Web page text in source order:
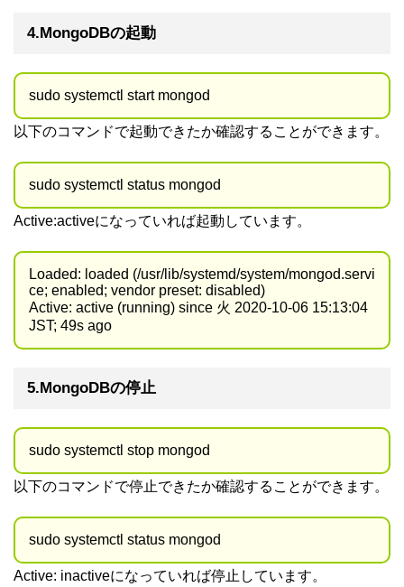
4.MongoDBの起動
sudo systemctl start mongod
以下のコマンドで起動できたか確認することができます。
sudo systemctl status mongod
Active:activeになっていれば起動しています。
Loaded: loaded (/usr/lib/systemd/system/mongod.servi
ce; enabled; vendor preset: disabled)
Active: active (running) since 火 2020-10-06 15:13:04
JST; 49s ago
5.MongoDBの停止
sudo systemctl stop mongod
以下のコマンドで停止できたか確認することができます。
sudo systemctl status mongod
Active: inactiveになっていれば停止しています。